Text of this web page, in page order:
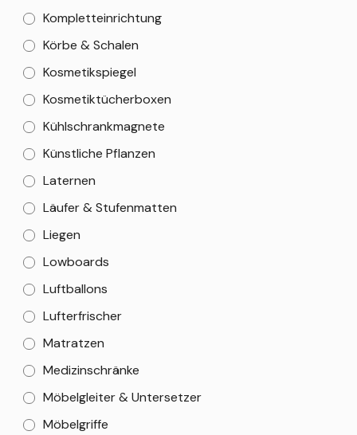
Kompletteinrichtung
Körbe & Schalen
Kosmetikspiegel
Kosmetiktücherboxen
Kühlschrankmagnete
Künstliche Pflanzen
Laternen
Läufer & Stufenmatten
Liegen
Lowboards
Luftballons
Lufterfrischer
Matratzen
Medizinschränke
Möbelgleiter & Untersetzer
Möbelgriffe